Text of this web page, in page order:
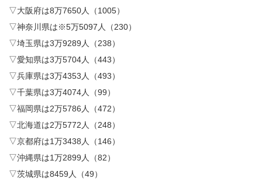
▽大阪府は8万7650人（1005）
▽神奈川県は※5万5097人（230）
▽埼玉県は3万9289人（238）
▽愛知県は3万5704人（443）
▽兵庫県は3万4353人（493）
▽千葉県は3万4074人（99）
▽福岡県は2万5786人（472）
▽北海道は2万5772人（248）
▽京都府は1万3438人（146）
▽沖縄県は1万2899人（82）
▽茨城県は8459人（49）